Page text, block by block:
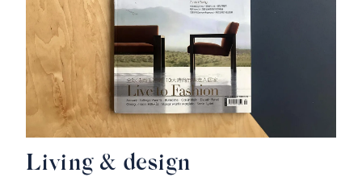
Living & design